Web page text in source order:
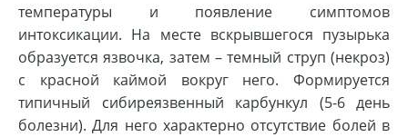
температуры и появление симптомов
интоксикации. На месте вскрывшегося пузырька
образуется язвочка, затем – темный струп (некроз)
с красной каймой вокруг него. Формируется
типичный сибиреязвенный карбункул (5-6 день
болезни). Для него характерно отсутствие болей в